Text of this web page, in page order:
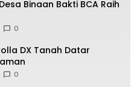
Binaan Bakti BCA Raih
0
DX Tanah Datar
0